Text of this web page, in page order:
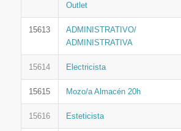
Outlet
15613
ADMINISTRATIVO/
ADMINISTRATIVA
15614 Electricista
15615 Mozo/a Almacén 20h
15616 Esteticista